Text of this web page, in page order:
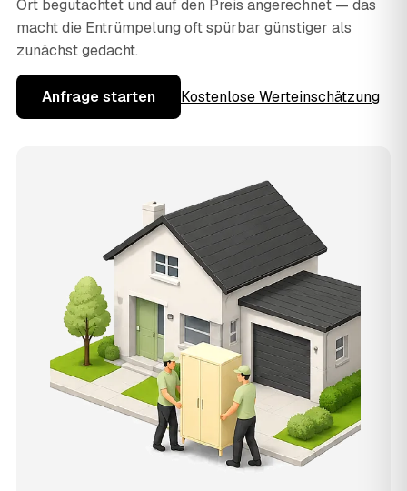
Ort begutachtet und auf den Preis angerechnet — das
macht die Entrümpelung oft spürbar günstiger als
zunächst gedacht.
Anfrage starten Kostenlose Werteinschätzung